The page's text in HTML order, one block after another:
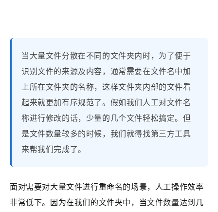
当大量文件分散在不同的文件夹内时，为了便于
识别文件的来源及内容，通常需要在文件名中加
上所在文件夹的名称，这样文件夹内部的文件看
起来就更加有序规范了。假如我们人工对文件名
称进行修改的话，少量的几个文件轻松搞定。但
是文件数量较多的时候，我们就得找第三方工具
来帮我们完成了。
面对需要对大量文件进行重命名的场景，人工操作效率
非常低下。因为在我们的文件夹中，当文件数量达到几